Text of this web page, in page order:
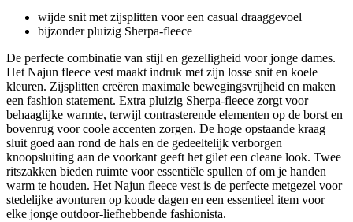
wijde snit met zijsplitten voor een casual draaggevoel
bijzonder pluizig Sherpa-fleece
De perfecte combinatie van stijl en gezelligheid voor jonge dames.
Het Najun fleece vest maakt indruk met zijn losse snit en koele
kleuren. Zijsplitten creëren maximale bewegingsvrijheid en maken
een fashion statement. Extra pluizig Sherpa-fleece zorgt voor
behaaglijke warmte, terwijl contrasterende elementen op de borst en
bovenrug voor coole accenten zorgen. De hoge opstaande kraag
sluit goed aan rond de hals en de gedeeltelijk verborgen
knoopsluiting aan de voorkant geeft het gilet een cleane look. Twee
ritszakken bieden ruimte voor essentiële spullen of om je handen
warm te houden. Het Najun fleece vest is de perfecte metgezel voor
stedelijke avonturen op koude dagen en een essentieel item voor
elke jonge outdoor-liefhebbende fashionista.